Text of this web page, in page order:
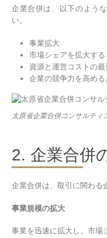
企業合併は、以下のよう
い。
事業拡大
市場シェアを拡大する
資源と運営コストの最
企業の競争力を高める
太原省企業合併コンサルティ
2. 企業合併
企業合併は、取引に関わる
事業規模の拡大
事業を迅速に拡大し、市場